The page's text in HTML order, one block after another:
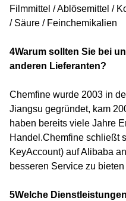
Filmmittel / Ablösemittel /
/ Säure / Feinchemikalien
4Warum sollten Sie bei
anderen Lieferanten?
Chemfine wurde 2003 in
Jiangsu gegründet, kam
haben bereits viele Jahre
Handel.Chemfine schließt
KeyAccount) auf Alibaba
besseren Service zu bieten
5Welche